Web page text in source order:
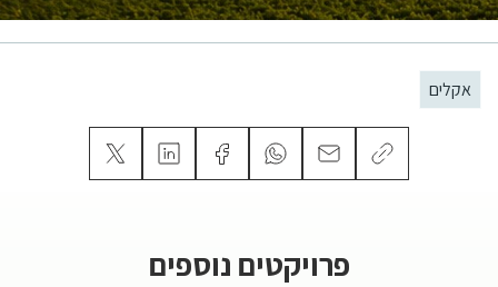
אקלים
פרויקטים נוספים